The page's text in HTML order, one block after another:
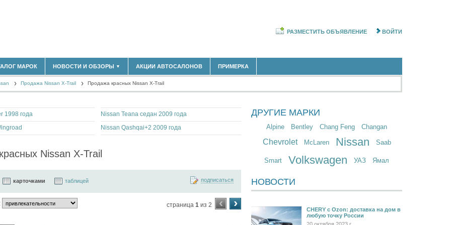
(14298)
РАЗМЕСТИТЬ ОБЪЯВЛЕНИЕ ВОЙТИ
МАРОК НОВОСТИ И ОБЗОРЫ ▼
НОВОСТИ РЫНКА
МАТЕРИАЛЫ ПАРТНЕРОВ
ВЫСТАВКИ И АВТОСАЛОНЫ
АКЦИИ АВТОСАЛОНОВ ПРИМЕРКА
Продажа Nissan X-Trail Продажа красных Nissan X-Trail
1998 года
Nissan Teana седан 2009 года
Nissan Qashqai+2 2009 года
Nissan X-Trail
карточками таблицей подписаться
страница 1 из 2 ‹ ›
ДРУГИЕ МАРКИ
Alpine Bentley Chang Feng Changan
Chevrolet McLaren Nissan Saab
Smart Volkswagen УАЗ Ямал
НОВОСТИ
CHERY c Ozon: доставка на дом в
любую точку России